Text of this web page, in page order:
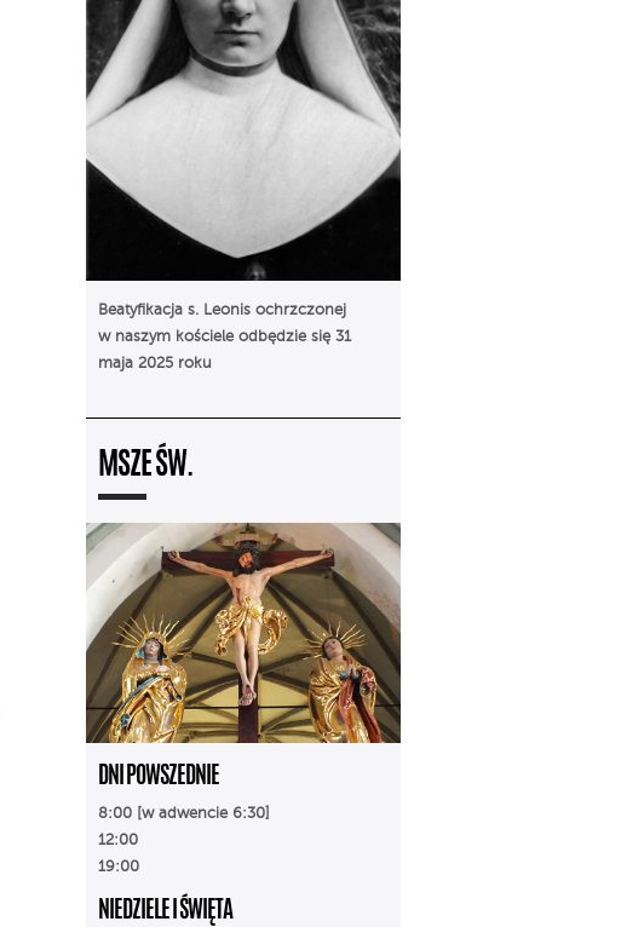
Beatyfikacja s. Leonis ochrzczonej
w naszym kościele odbędzie się 31
maja 2025 roku
MSZE ŚW.
DNI POWSZEDNIE
8:00 [w adwencie 6:30]
12:00
19:00
NIEDZIELE I ŚWIĘTA